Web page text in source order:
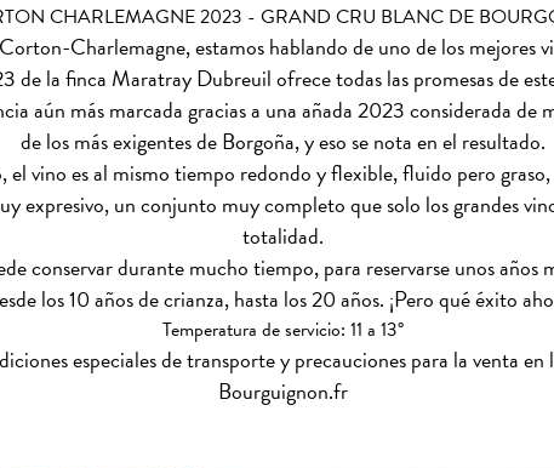
CHARLEMAGNE 2023 - GRAND CRU BLANC DE
Charlemagne, estamos hablando de uno de los mejores
de la finca Maratray Dubreuil ofrece todas las promesas de
aún más marcada gracias a una añada 2023 considerada de
de los más exigentes de Borgoña, y eso se nota en el resultado.
el vino es al mismo tiempo redondo y flexible, fluido pero
expresivo, un conjunto muy completo que solo los grandes
totalidad.
conservar durante mucho tiempo, para reservarse unos años
los 10 años de crianza, hasta los 20 años. ¡Pero qué éxito
Temperatura de servicio: 11 a 13°
especiales de transporte y precauciones para la venta
Bourguignon.fr